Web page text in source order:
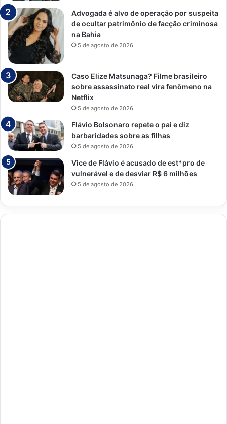
Advogada é alvo de operação por suspeita
de ocultar patrimônio de facção criminosa
na Bahia
5 de agosto de 2026
Caso Elize Matsunaga? Filme brasileiro
sobre assassinato real vira fenômeno na
Netflix
5 de agosto de 2026
Flávio Bolsonaro repete o pai e diz
barbaridades sobre as filhas
5 de agosto de 2026
Vice de Flávio é acusado de est*pro de
vulnerável e de desviar R$ 6 milhões
5 de agosto de 2026